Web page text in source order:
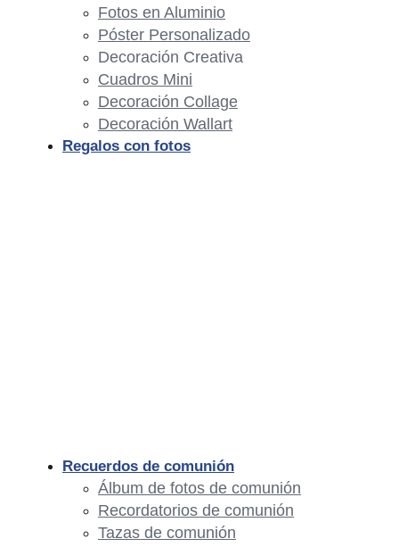
Fotos en Aluminio
Póster Personalizado
Decoración Creativa
Cuadros Mini
Decoración Collage
Decoración Wallart
Regalos con fotos
Recuerdos de comunión
Álbum de fotos de comunión
Recordatorios de comunión
Tazas de comunión